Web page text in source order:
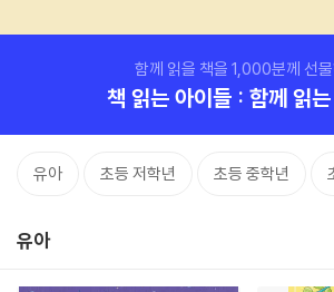
함께 읽을 책을 1,000분께 선물
책 읽는 아이들 : 함께 읽
유아 초등 저학년 초등 중학년
유아